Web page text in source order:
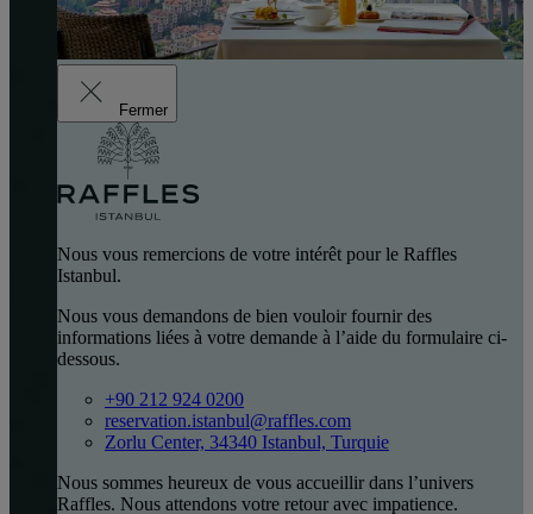
Fermer
Nous vous remercions de votre intérêt pour le Raffles
Istanbul.
Nous vous demandons de bien vouloir fournir des
informations liées à votre demande à l’aide du formulaire ci-
dessous.
+90 212 924 0200
reservation.istanbul@raffles.com
Zorlu Center, 34340 Istanbul, Turquie
Nous sommes heureux de vous accueillir dans l’univers
Raffles. Nous attendons votre retour avec impatience.